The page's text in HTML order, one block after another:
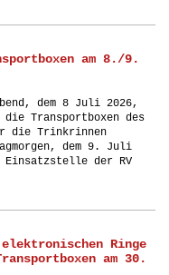
am 8./9.
dem 8 Juli 2026,
die Transportboxen des
die Trinkrinnen
dem 9. Juli
Einsatzstelle der RV
Ringe
am 30.